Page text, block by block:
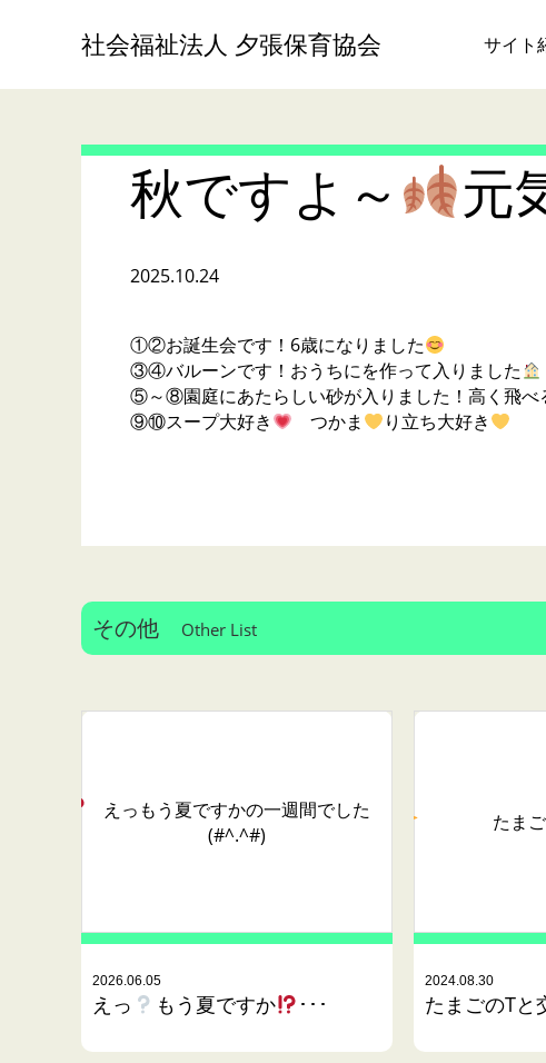
社会福祉法人 夕張保育協会 サイト
秋ですよ～ 元
2025.10.24
①②お誕生会です！6歳になりました
③④バルーンです！おうちにを作って入りました
⑤～⑧園庭にあたらしい砂が入りました！高く飛べ
⑨⑩スープ大好き
つかま り立ち大好き
その他 Other List
えっ もう夏ですかの一週間でした
(#^.^#)
2026.06.05
えっ もう夏ですか ･･･
たま
2024.08.30
たまごのTと